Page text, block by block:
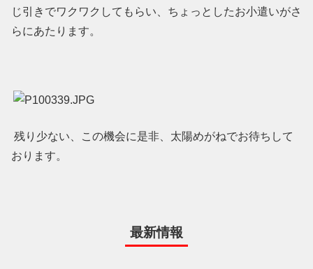
じ引きでワクワクしてもらい、ちょっとしたお小遣いがさ
らにあたります。
残り少ない、この機会に是非、太陽めがねでお待ちして
おります。
最新情報